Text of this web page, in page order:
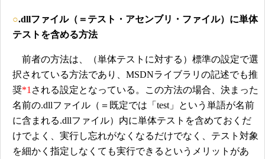
○.dllファイル（＝テスト・アセンブリ・ファイル）に単体
テストを含める方法
前者の方法は、（単体テストに対する）標準の設定で選
択されている方法であり、MSDNライブラリの記述でも推
奨*1 される設定となっている。この方法の場合、決まった
名前の.dllファイル（＝既定では「test」という単語が名前
に含まれる.dllファイル）内に単体テストを含めておくだ
けでよく、実行し忘れがなくなるだけでなく、テスト対象
を細かく指定しなくても実行できるというメリットがあ